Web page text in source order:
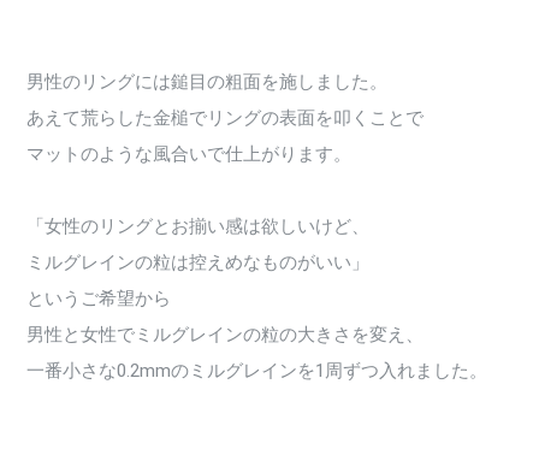
男性のリングには鎚目の粗面を施しました。
あえて荒らした金槌でリングの表面を叩くことで
マットのような風合いで仕上がります。
「女性のリングとお揃い感は欲しいけど、
ミルグレインの粒は控えめなものがいい」
というご希望から
男性と女性でミルグレインの粒の大きさを変え、
一番小さな0.2mmのミルグレインを1周ずつ入れました。